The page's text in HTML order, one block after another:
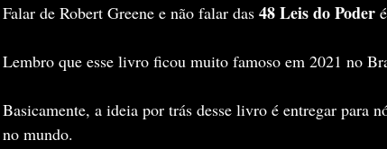
Falar de Robert Greene e não falar das 48 Leis do Poder
Lembro que esse livro ficou muito famoso em 2021 no
Basicamente, a ideia por trás desse livro é entregar para
no mundo.